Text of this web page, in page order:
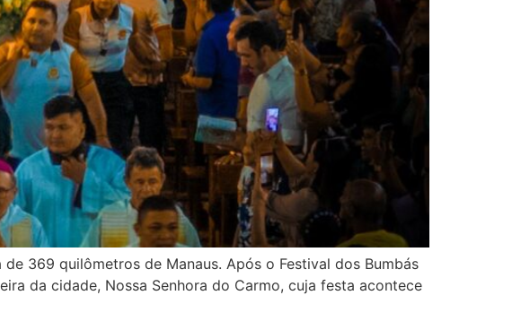
369 quilômetros de Manaus. Após o Festival dos Bumbás
da cidade, Nossa Senhora do Carmo, cuja festa acontece